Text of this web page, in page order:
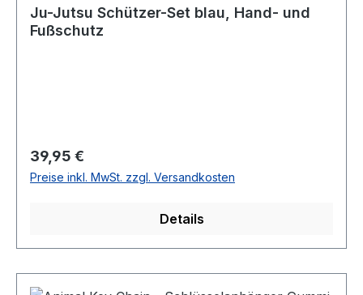
Ju-Jutsu Schützer-Set blau, Hand- und
Fußschutz
Regulärer Preis:
39,95 €
Preise inkl. MwSt. zzgl. Versandkosten
Details